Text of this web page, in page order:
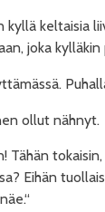
keltaisia
joka
ollut nähnyt.
Tähän
Eihän